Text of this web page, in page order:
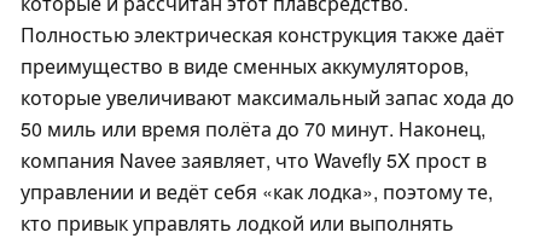
Полностью электрическая конструкция также даёт
преимущество в виде сменных аккумуляторов,
которые увеличивают максимальный запас хода до
50 миль или время полёта до 70 минут. Наконец,
компания Navee заявляет, что Wavefly 5X прост в
управлении и ведёт себя «как лодка», поэтому те,
кто привык управлять лодкой или выполнять